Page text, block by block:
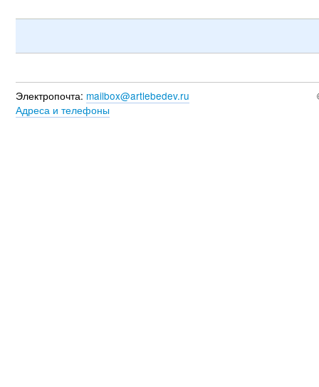
Электропочта: mailbox@artlebedev.ru
Адреса и телефоны